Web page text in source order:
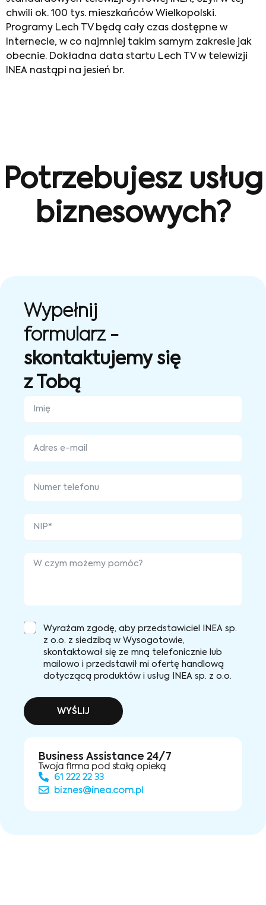
chwili ok. 100 tys. mieszkańców Wielkopolski.
Programy Lech TV będą cały czas dostępne w
Internecie, w co najmniej takim samym zakresie jak
obecnie. Dokładna data startu Lech TV w telewizji
INEA nastąpi na jesień br.
Potrzebujesz usług
biznesowych?
Wypełnij
formularz -
skontaktujemy się
z Tobą
Wyrażam zgodę, aby przedstawiciel INEA sp.
z o.o. z siedzibą w Wysogotowie,
skontaktował się ze mną telefonicznie lub
mailowo i przedstawił mi ofertę handlową
dotyczącą produktów i usług INEA sp. z o.o.
WYŚLIJ
Business Assistance 24/7
Twoja firma pod stałą opieką
61 222 22 33
biznes@inea.com.pl